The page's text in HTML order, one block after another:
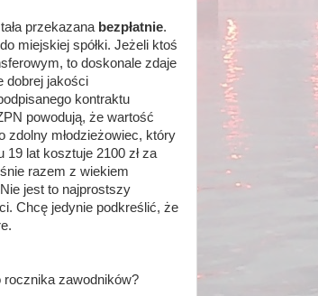
przekazana bezpłatnie.
miejskiej spółki. Jeżeli ktoś
to doskonale zdaje
dobrej jakości
kontraktu
powodują, że wartość
zdolny młodzieżowiec, który
lat kosztuje 2100 zł za
razem z wiekiem
jest to najprostszy
Chcę jedynie podkreślić, że
rocznika zawodników?